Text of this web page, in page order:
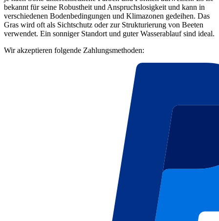
bekannt für seine Robustheit und Anspruchslosigkeit und kann in
verschiedenen Bodenbedingungen und Klimazonen gedeihen. Das
Gras wird oft als Sichtschutz oder zur Strukturierung von Beeten
verwendet. Ein sonniger Standort und guter Wasserablauf sind ideal.
Wir akzeptieren folgende Zahlungsmethoden: